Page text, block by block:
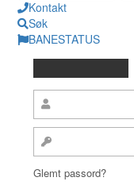
Kontakt
Søk
BANESTATUS
Glemt passord?